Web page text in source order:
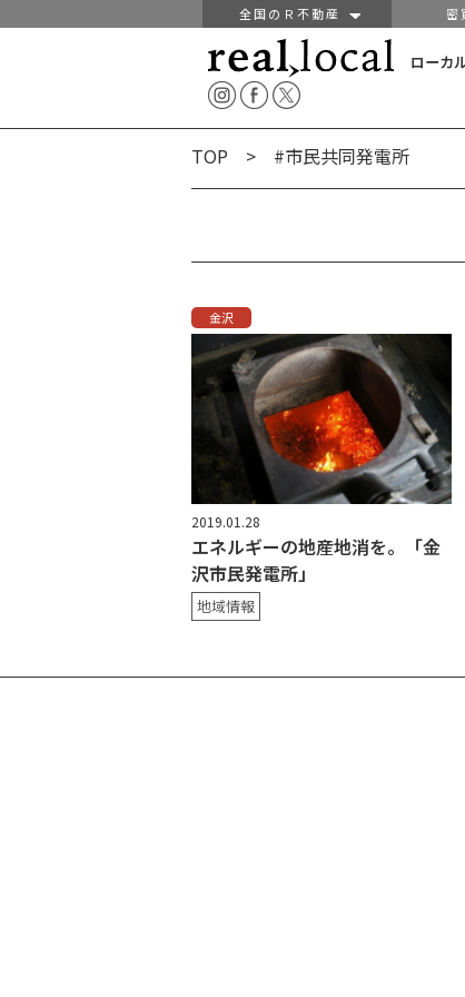
全国のＲ不動産 密
ローカ
TOP > #市民共同発電所
金沢
2019.01.28
エネルギーの地産地消を。「金
沢市民発電所」
地域情報